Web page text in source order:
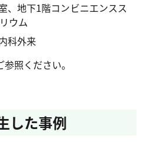
地下1階コンビニエンスス
ウム
科外来
参照ください。
した事例